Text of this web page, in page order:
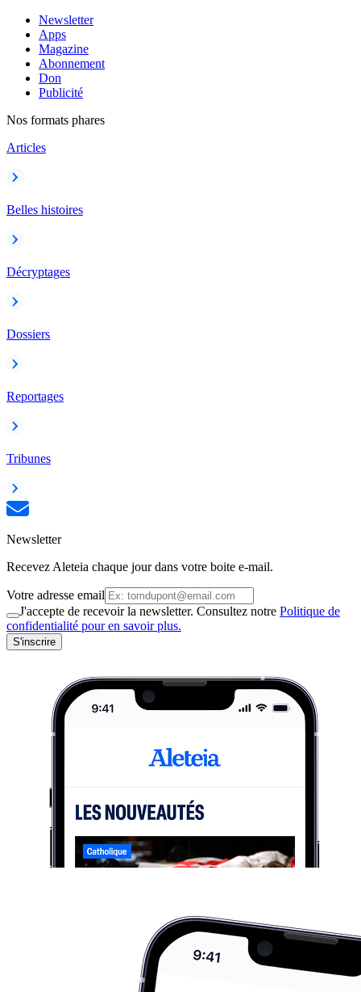
Newsletter
Apps
Magazine
Abonnement
Don
Publicité
Nos formats phares
Articles
Belles histoires
Décryptages
Dossiers
Reportages
Tribunes
Newsletter
Recevez Aleteia chaque jour dans votre boite e-mail.
Votre adresse email
J'accepte de recevoir la newsletter. Consultez notre Politique de
confidentialité pour en savoir plus.
S'inscrire